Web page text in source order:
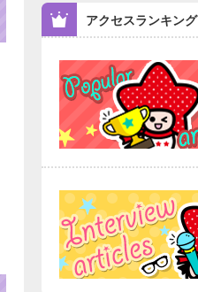
アクセスランキング